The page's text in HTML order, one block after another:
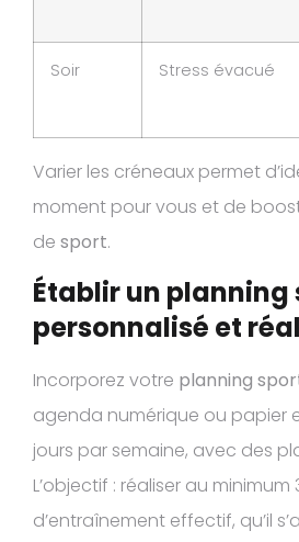
Soir Stress évacué
Varier les créneaux permet
moment pour vous et de
de sport.
Établir un planning
personnalisé et
Incorporez votre planning
agenda numérique ou papier
jours par semaine, avec des
L’objectif : réaliser au minimum
d’entraînement effectif, qu’il